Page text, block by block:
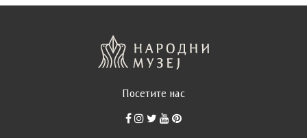
Посетите нас